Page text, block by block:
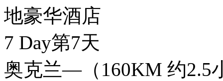
地豪华酒店
7 Day第7天
奥克兰—（160KM 约2.5